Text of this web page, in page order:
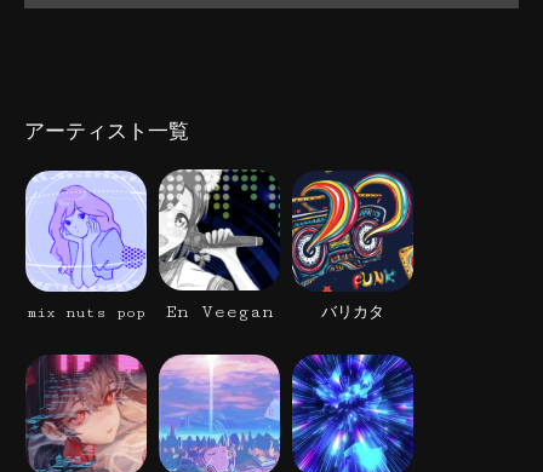
アーティスト一覧
mix nuts pop En Veegan バリカタ